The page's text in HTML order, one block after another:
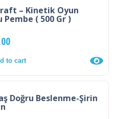
– Kinetik Oyun
Pembe ( 500 Gr )
to cart
Doğru Beslenme-Şirin